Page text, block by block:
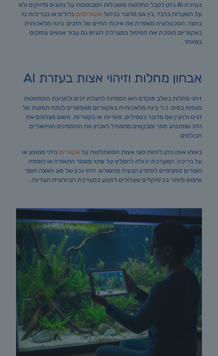
בעזרת AI ניתן לקבל החלטות מושכלות המבוססות על נתונים מדויקים ולא
על השערות בלבד. בין אם מדובר בניהול אקווריומים גדולים או בבריכות נוי
בחצר, הטכנולוגיה משפרת את איכות החיים של הדגים. בינה מלאכותית
באקווריום הופכת את הטיפול במערכת לנגיש גם עבור אנשים עסוקים
במיוחד.
אבחון מחלות וזיהוי אצות בעזרת AI
זיהוי מחלות בשלב מוקדם הוא המפתח להצלת דגים ולמניעת התפשטות
מגפות במים. כלי בינה מלאכותית באקווריום מאפשרים לנתח תמונות של
דגים ולהבין אם מדובר בטפילים, פטריות או בקטריות. פשוט מצלמים את
הדג שמתנהג מוזר ומבקשים מהמודל לאבחן את התסמינים הוויזואליים
הבולטים.
באותו אופן ניתן לזהות סוגי אצות המשתלטות על אקווריום ביתי ממוצע או
על בריכה. המערכת יכולה להמליץ על שינוי משטר התאורה או הוספת
חומרים ספציפיים לפתרון הבעיה מהשורש. זיהוי נכון של סוג האצה חוסך
שימוש מיותר בכימיקלים שעלולים לפגוע במערכת הביולוגית העדינה.